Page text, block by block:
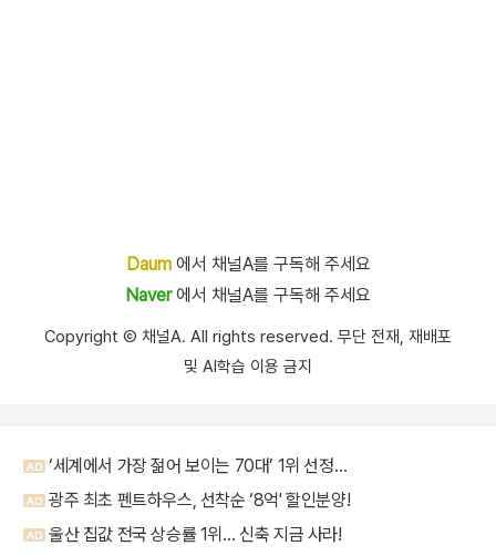
Daum에서 채널A를 구독해 주세요
Naver에서 채널A를 구독해 주세요
Copyright Ⓒ 채널A. All rights reserved. 무단 전재, 재배포
및 AI학습 이용 금지